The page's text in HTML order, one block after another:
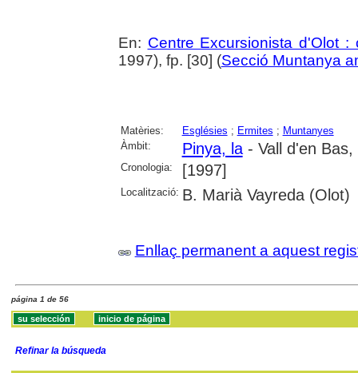
En: Centre Excursionista d'Olot
1997), fp. [30] (Secció Muntanya
Matèries: Esglésies ; Ermites ; Muntanyes
Àmbit:
Pinya, la- Vall d'en Bas,
Cronologia: [1997]
Localització: B. Marià Vayreda (Olot)
Enllaç permanent a aquest
página 1 de 56
Refinar la búsqueda